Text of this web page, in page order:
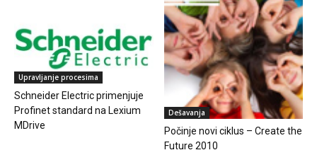
Upravljanje procesima
Schneider Electric primenjuje
Profinet standard na Lexium
MDrive
Dešavanja
Počinje novi ciklus – Create the
Future 2010